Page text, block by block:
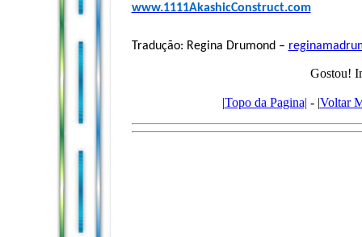
www.1111AkashicConstruct.com
Tradução: Regina Drumond –
Gostou!
|Topo da Pagina| - |Voltar